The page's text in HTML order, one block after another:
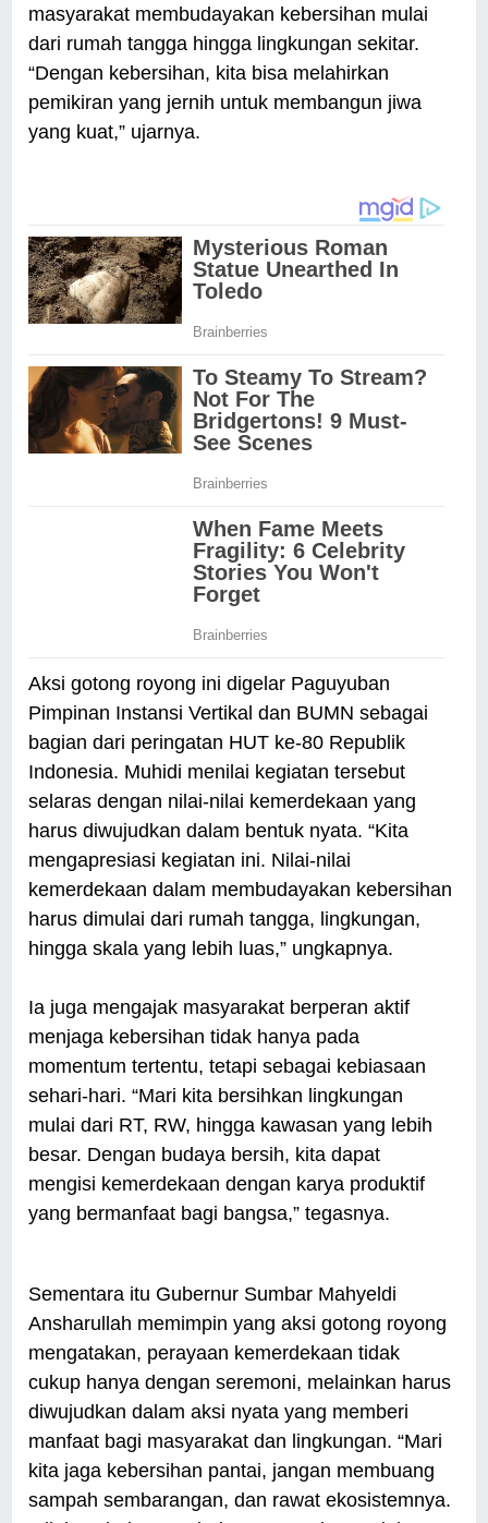
masyarakat membudayakan kebersihan mulai
dari rumah tangga hingga lingkungan sekitar.
“Dengan kebersihan, kita bisa melahirkan
pemikiran yang jernih untuk membangun jiwa
yang kuat,” ujarnya.
Aksi gotong royong ini digelar Paguyuban
Pimpinan Instansi Vertikal dan BUMN sebagai
bagian dari peringatan HUT ke-80 Republik
Indonesia. Muhidi menilai kegiatan tersebut
selaras dengan nilai-nilai kemerdekaan yang
harus diwujudkan dalam bentuk nyata. “Kita
mengapresiasi kegiatan ini. Nilai-nilai
kemerdekaan dalam membudayakan kebersihan
harus dimulai dari rumah tangga, lingkungan,
hingga skala yang lebih luas,” ungkapnya.
Ia juga mengajak masyarakat berperan aktif
menjaga kebersihan tidak hanya pada
momentum tertentu, tetapi sebagai kebiasaan
sehari-hari. “Mari kita bersihkan lingkungan
mulai dari RT, RW, hingga kawasan yang lebih
besar. Dengan budaya bersih, kita dapat
mengisi kemerdekaan dengan karya produktif
yang bermanfaat bagi bangsa,” tegasnya.
Sementara itu Gubernur Sumbar Mahyeldi
Ansharullah memimpin yang aksi gotong royong
mengatakan, perayaan kemerdekaan tidak
cukup hanya dengan seremoni, melainkan harus
diwujudkan dalam aksi nyata yang memberi
manfaat bagi masyarakat dan lingkungan. “Mari
kita jaga kebersihan pantai, jangan membuang
sampah sembarangan, dan rawat ekosistemnya.